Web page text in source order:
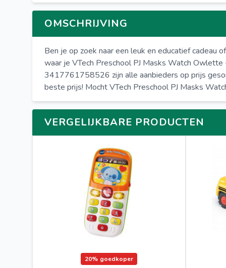
OMSCHRIJVING
Ben je op zoek naar een leuk en educatief cadeau
waar je VTech Preschool PJ Masks Watch
3417761758526 zijn alle aanbieders op prijs
beste prijs! Mocht VTech Preschool PJ Masks
VERGELIJKBARE PRODUCTEN
20% goedkoper